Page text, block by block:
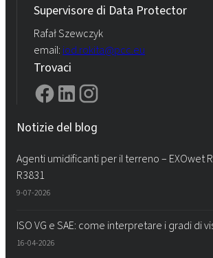
Supervisore di Data Protector
Rafał Szewczyk
email: iod.rokita@pcc.eu
Trovaci
Notizie del blog
Agenti umidificanti per il terreno – EXOwet
R3831
9-07-2026
ISO VG e SAE: come interpretare i gradi di
16-04-2026